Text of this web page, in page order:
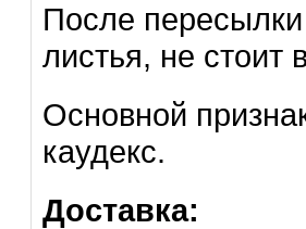
После
листья, не стоит
Основной
каудекс.
Доставка: